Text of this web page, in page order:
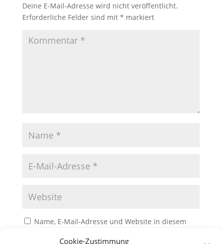
Cookie-Zustimmung
Deine E-Mail-Adresse wird nicht veröffentlicht.
Erforderliche Felder sind mit * markiert
Name, E-Mail-Adresse und Website in diesem